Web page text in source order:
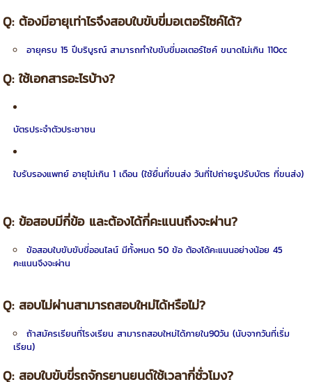
Q:ต้องมีอายุเท่าไรจึงสอบใบขับขี่มอเตอร์ไซค์ได้?
อายุครบ 15 ปีบริบูรณ์ สามารถทำใบขับขี่มอเตอร์ไซค์ ขนาดไม่เกิน 110cc
Q:ใช้เอกสารอะไรบ้าง?
บัตรประจำตัวประชาชน
ใบรับรองแพทย์ อายุไม่เกิน 1 เดือน (ใช้ยื่นที่ขนส่ง วันที่ไปถ่ายรูปรับบัตร ที่ขนส่ง)
Q:ข้อสอบมีกี่ข้อ และต้องได้กี่คะแนนถึงจะผ่าน?
ข้อสอบใบขับขับขี่ออนไลน์ มีทั้งหมด 50 ข้อ ต้องได้คะแนนอย่างน้อย 45
คะแนนจึงจะผ่าน
Q:สอบไม่ผ่านสามารถสอบใหม่ได้หรือไม่?
ถ้าสมัครเรียนที่โรงเรียน สามารถสอบใหม่ได้ภายใน90วัน (นับจากวันที่เริ่ม
เรียน)
Q: สอบใบขับขี่รถจักรยานยนต์ใช้เวลากี่ชั่วโมง?